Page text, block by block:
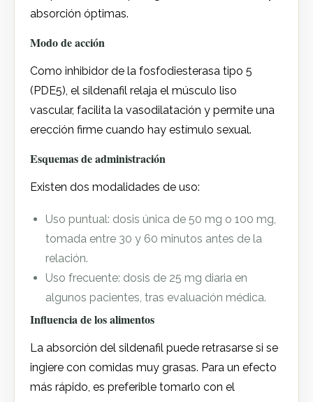
absorción óptimas.
Modo de acción
Como inhibidor de la fosfodiesterasa tipo 5
(PDE5), el sildenafil relaja el músculo liso
vascular, facilita la vasodilatación y permite una
erección firme cuando hay estímulo sexual.
Esquemas de administración
Existen dos modalidades de uso:
Uso puntual: dosis única de 50 mg o 100 mg,
tomada entre 30 y 60 minutos antes de la
relación.
Uso frecuente: dosis de 25 mg diaria en
algunos pacientes, tras evaluación médica.
Influencia de los alimentos
La absorción del sildenafil puede retrasarse si se
ingiere con comidas muy grasas. Para un efecto
más rápido, es preferible tomarlo con el